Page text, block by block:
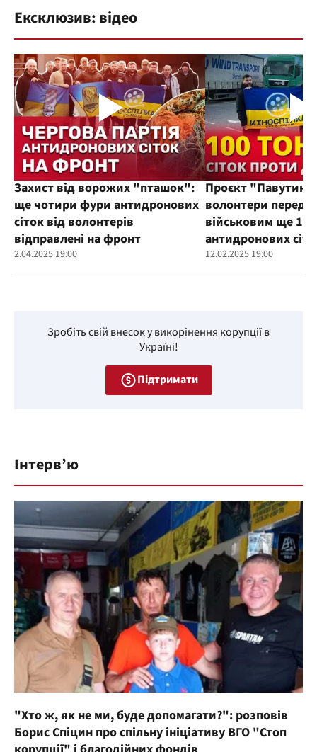
Ексклюзив: відео
Захист від ворожих "пташок":
ще чотири фури антидронових
сіток від волонтерів
відправлені на фронт
2.04.2025 19:00
Проєкт
волонтери
військовим ще
антидронових
12.02.2025 19:00
Зробіть свій внесок у викорінення корупції в
Україні!
Підтримати
Інтерв’ю
"Хто ж, як не ми, буде допомагати?": розповів
Борис Спіцин про спільну ініціативу ВГО "Стоп